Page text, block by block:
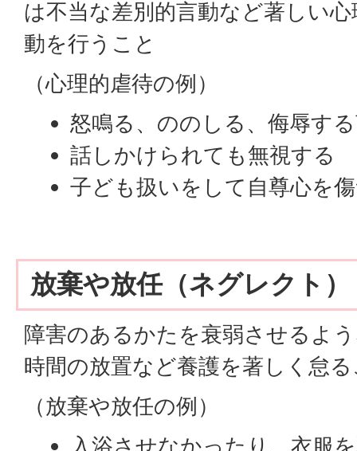
は不当な差別的言動など著しい
動を行うこと
（心理的虐待の例）
怒鳴る、ののしる、侮辱す
話しかけられても無視する
子ども扱いをして自尊心を
放棄や放任（ネグレクト）
障害のあるかたを衰弱させるよ
時間の放置など養護を著しく怠
（放棄や放任の例）